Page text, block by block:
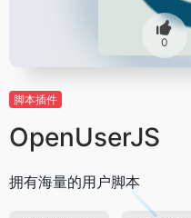
0
脚本插件
OpenUserJS
拥有海量的用户脚本